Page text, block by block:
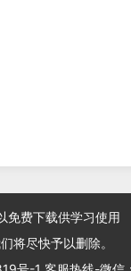
免费下载供学习使用
将尽快予以删除。